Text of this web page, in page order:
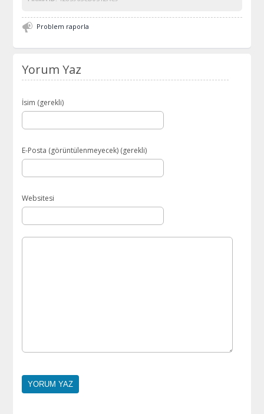
Problem raporla
Yorum Yaz
İsim (gerekli)
E-Posta (görüntülenmeyecek) (gerekli)
Websitesi